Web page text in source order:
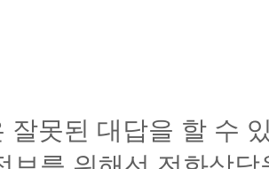
잘못된 대답을 할 수